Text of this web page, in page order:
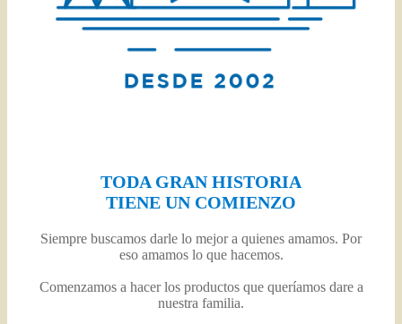
TODA GRAN HISTORIA
TIENE UN COMIENZO
Siempre buscamos darle lo mejor a quienes amamos. Por
eso amamos lo que hacemos.
Comenzamos a hacer los productos que queríamos dare a
nuestra familia.